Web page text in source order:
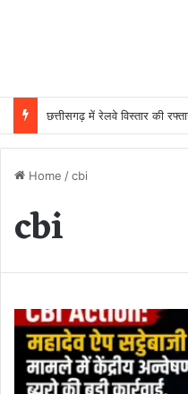
Home /cbi
cbi